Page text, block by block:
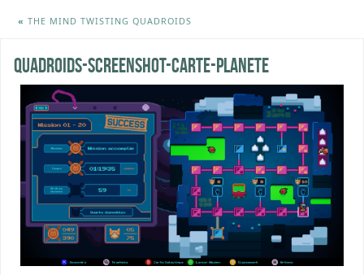
« THE MIND TWISTING QUADROIDS
quadroids-screenshot-carte-planete